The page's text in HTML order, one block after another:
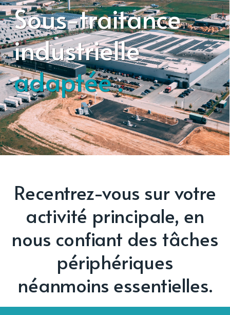
Sous-traitance
industrielle
adaptée .
Recentrez-vous sur votre
activité principale, en
nous confiant des tâches
périphériques
néanmoins essentielles.